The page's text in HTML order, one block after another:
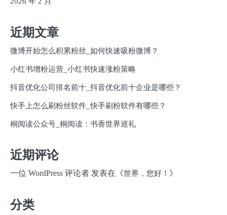
近期文章
微博开始怎么积累粉丝_如何快速吸粉微博？
小红书增粉运营_小红书快速涨粉策略
抖音优化公司排名前十_抖音优化前十企业是哪些？
快手上怎么刷粉丝软件_快手刷粉软件有哪些？
桐阅读公众号_桐阅读：书香世界巡礼
近期评论
一位 WordPress 评论者 发表在《世界，您好！ 》
分类